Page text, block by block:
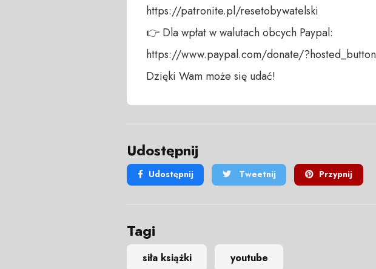
https://patronite.pl/resetobywatelski
👉 Dla wpłat w walutach obcych Paypal:
https://www.paypal.com/donate/
Dzięki Wam może się udać!
Udostępnij
Udostępnij Tweetnij Przypnij
Tagi
siła książki youtube